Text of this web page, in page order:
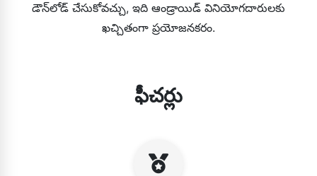
డౌన్‌లోడ్ చేసుకోవచ్చు, ఇది ఆండ్రాయిడ్ వినియోగదారులకు
ఖచ్చితంగా ప్రయోజనకరం.
ఫీచర్లు